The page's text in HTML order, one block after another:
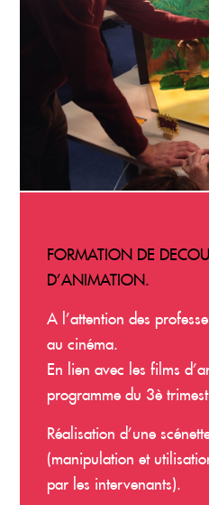
FORMATION DE
D’ANIMATION.
A l’attention des
au cinéma.
En lien avec les films
programme du 3è
Réalisation d’une
(manipulation et
par les intervenants).